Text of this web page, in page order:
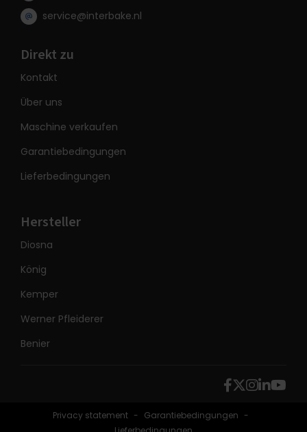
service@interbake.nl
Direkt zu
Kontakt
Über uns
Maschine verkaufen
Garantiebedingungen
Lieferbedingungen
Hersteller
Diosna
König
Kemper
Werner Pfleiderer
Benier
Privacy statement
Garantiebedingungen